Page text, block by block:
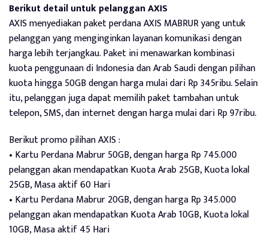
Berikut detail untuk pelanggan AXIS
AXIS menyediakan paket perdana AXIS MABRUR yang untuk
pelanggan yang menginginkan layanan komunikasi dengan
harga lebih terjangkau. Paket ini menawarkan kombinasi
kuota penggunaan di Indonesia dan Arab Saudi dengan pilihan
kuota hingga 50GB dengan harga mulai dari Rp 345ribu. Selain
itu, pelanggan juga dapat memilih paket tambahan untuk
telepon, SMS, dan internet dengan harga mulai dari Rp 97ribu.
Berikut promo pilihan AXIS :
• Kartu Perdana Mabrur 50GB, dengan harga Rp 745.000
pelanggan akan mendapatkan Kuota Arab 25GB, Kuota lokal
25GB, Masa aktif 60 Hari
• Kartu Perdana Mabrur 20GB, dengan harga Rp 345.000
pelanggan akan mendapatkan Kuota Arab 10GB, Kuota lokal
10GB, Masa aktif 45 Hari